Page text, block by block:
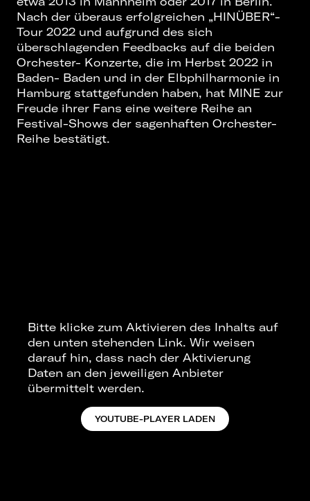
Nach der überaus erfolgreichen „HINÜBER“-
Tour 2022 und aufgrund des sich
überschlagenden Feedbacks auf die beiden
Orchester- Konzerte, die im Herbst 2022 in
Baden- Baden und in der Elbphilharmonie in
Hamburg stattgefunden haben, hat MINE zur
Freude ihrer Fans eine weitere Reihe an
Festival-Shows der sagenhaften Orchester-
Reihe bestätigt.
Bitte klicke zum Aktivieren des Inhalts auf
den unten stehenden Link. Wir weisen
darauf hin, dass nach der Aktivierung
Daten an den jeweiligen Anbieter
übermittelt werden.
YOUTUBE-PLAYER LADEN